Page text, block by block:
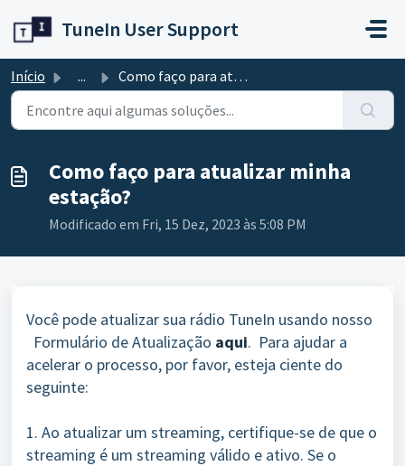
TuneIn User Support
Início ... Como faço para atualizar minha estação?
Como faço para atualizar minha
estação?
Modificado em Fri, 15 Dez, 2023 às 5:08 PM
Você pode atualizar sua rádio TuneIn usando nosso
Formulário de Atualização aqui. Para ajudar a
acelerar o processo, por favor, esteja ciente do
seguinte:
1. Ao atualizar um streaming, certifique-se de que o
streaming é um streaming válido e ativo. Se o